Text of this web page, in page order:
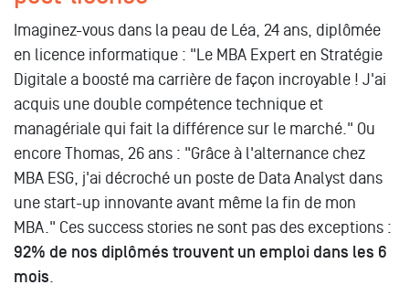
Imaginez-vous dans la peau de Léa, 24 ans, diplômée
en licence informatique : "Le MBA Expert en Stratégie
Digitale a boosté ma carrière de façon incroyable ! J'ai
acquis une double compétence technique et
managériale qui fait la différence sur le marché." Ou
encore Thomas, 26 ans : "Grâce à l'alternance chez
MBA ESG, j'ai décroché un poste de Data Analyst dans
une start-up innovante avant même la fin de mon
MBA." Ces success stories ne sont pas des exceptions :
92% de nos diplômés trouvent un emploi dans les 6
mois.